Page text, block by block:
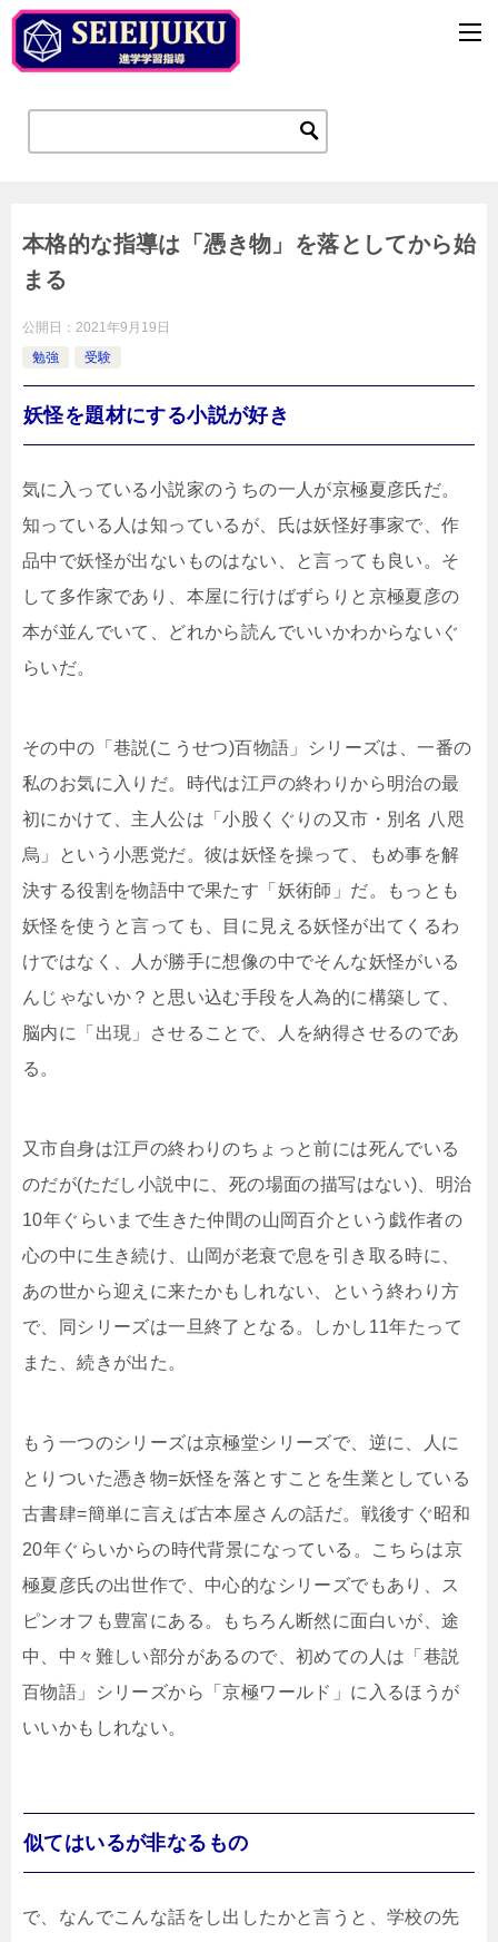
本格的な指導は「憑き物」を落としてから始
まる
公開日： 2021年9月19日
勉強
受験
妖怪を題材にする小説が好き
気に入っている小説家のうちの一人が京極夏彦氏だ。
知っている人は知っているが、氏は妖怪好事家で、作
品中で妖怪が出ないものはない、と言っても良い。そ
して多作家であり、本屋に行けばずらりと京極夏彦の
本が並んでいて、どれから読んでいいかわからないぐ
らいだ。
その中の「巷説(こうせつ)百物語」シリーズは、一番の
私のお気に入りだ。時代は江戸の終わりから明治の最
初にかけて、主人公は「小股くぐりの又市・別名 八咫
烏」という小悪党だ。彼は妖怪を操って、もめ事を解
決する役割を物語中で果たす「妖術師」だ。もっとも
妖怪を使うと言っても、目に見える妖怪が出てくるわ
けではなく、人が勝手に想像の中でそんな妖怪がいる
んじゃないか？と思い込む手段を人為的に構築して、
脳内に「出現」させることで、人を納得させるのであ
る。
又市自身は江戸の終わりのちょっと前には死んでいる
のだが(ただし小説中に、死の場面の描写はない)、明治
10年ぐらいまで生きた仲間の山岡百介という戯作者の
心の中に生き続け、山岡が老衰で息を引き取る時に、
あの世から迎えに来たかもしれない、という終わり方
で、同シリーズは一旦終了となる。しかし11年たって
また、続きが出た。
もう一つのシリーズは京極堂シリーズで、逆に、人に
とりついた憑き物=妖怪を落とすことを生業としている
古書肆=簡単に言えば古本屋さんの話だ。戦後すぐ昭和
20年ぐらいからの時代背景になっている。こちらは京
極夏彦氏の出世作で、中心的なシリーズでもあり、ス
ピンオフも豊富にある。もちろん断然に面白いが、途
中、中々難しい部分があるので、初めての人は「巷説
百物語」シリーズから「京極ワールド」に入るほうが
いいかもしれない。
似てはいるが非なるもの
で、なんでこんな話をし出したかと言うと、学校の先